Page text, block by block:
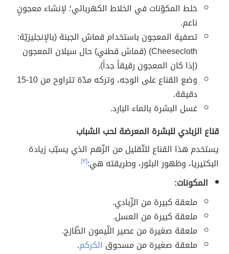
خلط المكوّنات في الخلاط الكهربائي؛ لإنشاء معجونٍ
ناعم.
تصفية المعجون باستخدام قماش الجبنة (بالإنجليزيّة:
Cheesecloth) (قماش قطني) حال سيلان المعجون
(إذا كان المعجون رقيقاً جداً).
وضع القناع على الوجه، وتركه مدّة تتراوح من 10-15
دقيقة.
غسل البشرة بالماء البارد.
قناع الزبادي للبشرة المعرضة لحب الشباب
يستخدم هذا القناع للتّقليل من الزّهم الذي يسبّب زيادة
البكتيريا، وظهور البثور، وطريقته هي:[٣]
المكونات:
ملعقة كبيرة من الزّبادي.
ملعقة كبيرة من العسل.
ملعقة صغيرة من عصير اللّيمون الطّازج.
ملعقة صغيرة من مسحوق الكركم.